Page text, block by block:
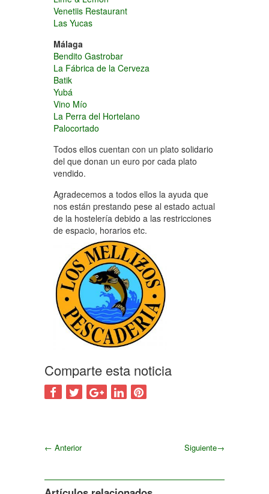
Venetiis Restaurant
Las Yucas
Málaga
Bendito Gastrobar
La Fábrica de la Cerveza
Batik
Yubá
Vino Mío
La Perra del Hortelano
Palocortado
Todos ellos cuentan con un plato solidario
del que donan un euro por cada plato
vendido.
Agradecemos a todos ellos la ayuda que
nos están prestando pese al estado actual
de la hostelería debido a las restricciones
de espacio, horarios etc.
Comparte esta noticia
← Anterior Siguiente→